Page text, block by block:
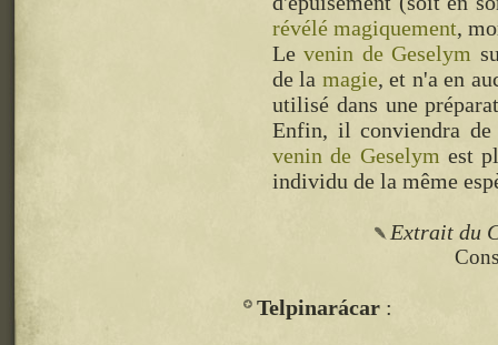
révélé magiquement,
Levenin de Geselym
de la magie, et n'a en
utilisé dans une
Enfin, il conviendra
venin de Geselym est
individu de la même
Extrait du
Telpinarácar